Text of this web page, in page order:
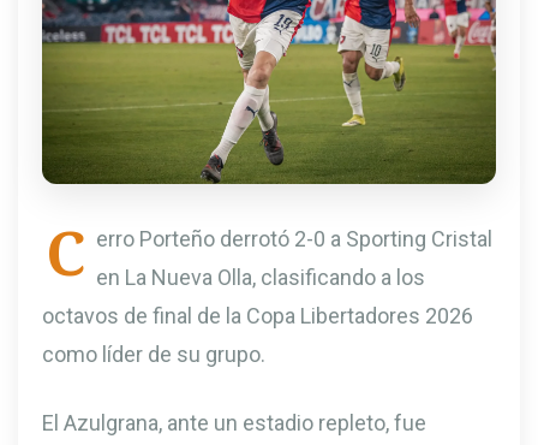
C erro Porteño derrotó 2-0 a Sporting Cristal
en La Nueva Olla, clasificando a los
octavos de final de la Copa Libertadores 2026
como líder de su grupo.
El Azulgrana, ante un estadio repleto, fue